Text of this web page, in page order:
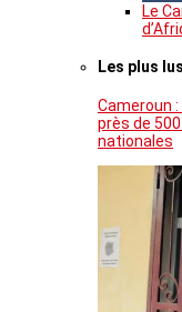
Le
Les plus lus
Cameroun
près de
nationales